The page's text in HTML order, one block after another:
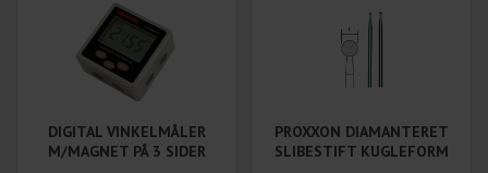
DIGITAL VINKELMÅLER
M/MAGNET PÅ 3 SIDER
PROXXON DIAMANTERET
SLIBESTIFT KUGLEFORM